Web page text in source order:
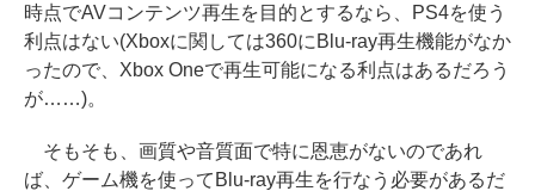
時点でAVコンテンツ再生を目的とするなら、PS4を使う
利点はない(Xboxに関しては360にBlu-ray再生機能がなか
ったので、Xbox Oneで再生可能になる利点はあるだろう
が……)。
そもそも、画質や音質面で特に恩恵がないのであれ
ば、ゲーム機を使ってBlu-ray再生を行なう必要があるだ